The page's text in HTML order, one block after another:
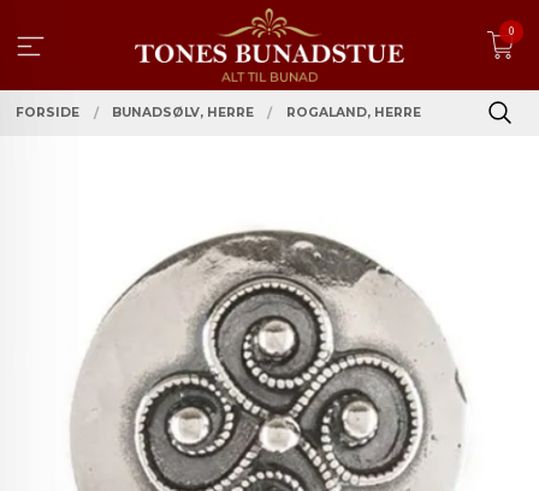
innholdet
0
FORSIDE BUNADSØLV, HERRE ROGALAND, HERRE